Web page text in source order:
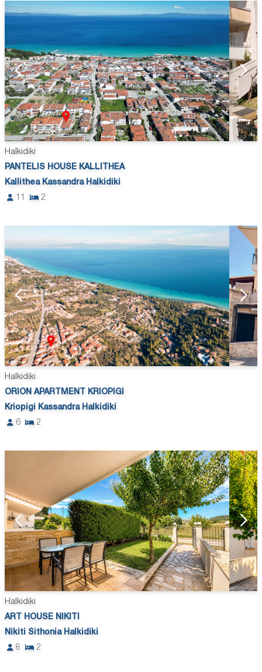
Halkidiki
PANTELIS HOUSE KALLITHEA
Kallithea Kassandra Halkidiki
11
2
Halkidiki
ORION APARTMENT KRIOPIGI
Kriopigi Kassandra Halkidiki
6
2
Halkidiki
ART HOUSE NIKITI
Nikiti Sithonia Halkidiki
8
2